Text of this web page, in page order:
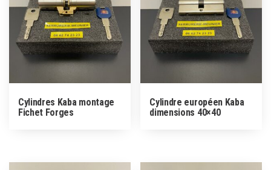
Cylindres Kaba montage
Fichet Forges
Cylindre européen Kaba
dimensions 40×40